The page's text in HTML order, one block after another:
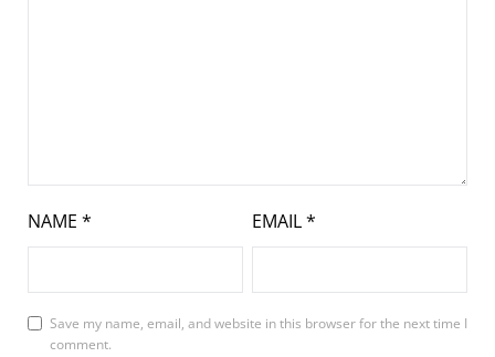
NAME * EMAIL*
Save my name, email, and website in this browser for the next time I
comment.